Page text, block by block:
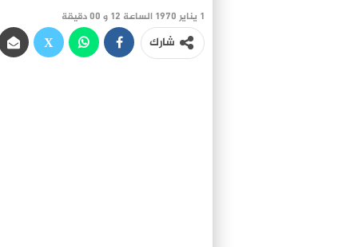
1 يناير 1970 الساعة 12 و 00 دقيقة
شارك